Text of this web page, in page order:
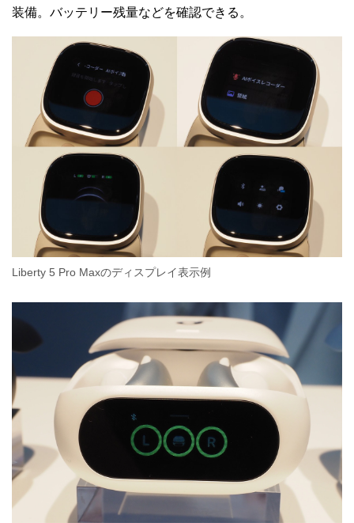
装備。バッテリー残量などを確認できる。
Liberty 5 Pro Maxのディスプレイ表示例